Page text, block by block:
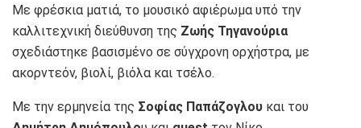
Με φρέσκια ματιά, το μουσικό αφιέρωμα υπό την
καλλιτεχνική διεύθυνση της Ζωής Τηγανούρια
σχεδιάστηκε βασισμένο σε σύγχρονη ορχήστρα, με
ακορντεόν, βιολί, βιόλα και τσέλο.
Με την ερμηνεία της Σοφίας Παπάζογλου και του